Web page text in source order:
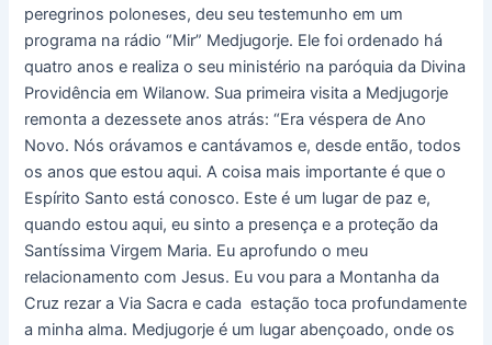
peregrinos poloneses, deu seu testemunho em um
programa na rádio “Mir” Medjugorje. Ele foi ordenado há
quatro anos e realiza o seu ministério na paróquia da Divina
Providência em Wilanow. Sua primeira visita a Medjugorje
remonta a dezessete anos atrás: “Era véspera de Ano
Novo. Nós orávamos e cantávamos e, desde então, todos
os anos que estou aqui. A coisa mais importante é que o
Espírito Santo está conosco. Este é um lugar de paz e,
quando estou aqui, eu sinto a presença e a proteção da
Santíssima Virgem Maria. Eu aprofundo o meu
relacionamento com Jesus. Eu vou para a Montanha da
Cruz rezar a Via Sacra e cada estação toca profundamente
a minha alma. Medjugorje é um lugar abençoado, onde os